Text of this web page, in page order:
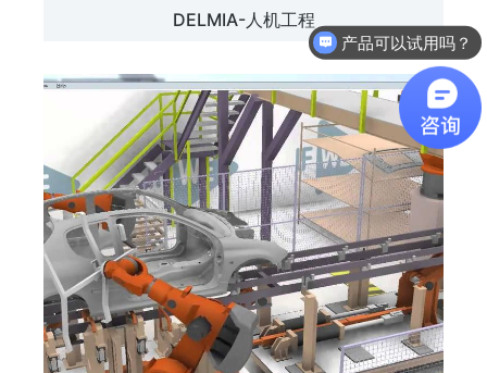
DELMIA-人机工程
软件有折扣吗？